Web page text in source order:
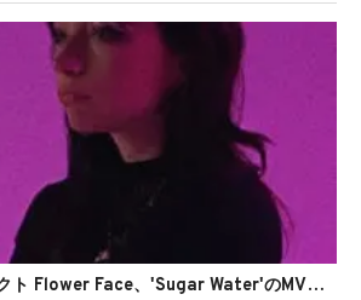
ドリームポップ・アクト Flower Face、'Sugar Water'のMVを公開